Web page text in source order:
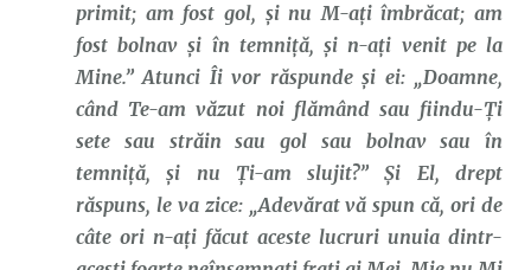
primit; am fost gol, şi nu M-aţi îmbrăcat; am
fost bolnav şi în temniţă, şi n-aţi venit pe la
Mine.” Atunci Îi vor răspunde şi ei: „Doamne,
când Te-am văzut noi flămând sau fiindu-Ţi
sete sau străin sau gol sau bolnav sau în
temniţă, şi nu Ţi-am slujit?” Şi El, drept
răspuns, le va zice: „Adevărat vă spun că, ori de
câte ori n-aţi făcut aceste lucruri unuia dintr-